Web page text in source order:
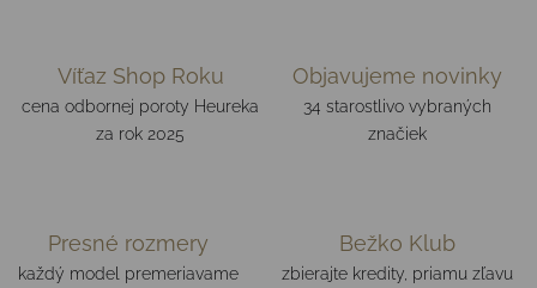
Víťaz Shop Roku
cena odbornej poroty Heureka
za rok 2025
Objavujeme novinky
34 starostlivo vybraných
značiek
Presné rozmery
každý model premeriavame
Bežko Klub
zbierajte kredity, priamu zľavu